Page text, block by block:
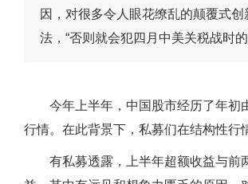
因，对很多令人眼花缭乱的颠覆式
法，“否则就会犯四月中美关税战时
今年上半年，中国股市经历了年初
行情。在此背景下，私募们在结构性行
有私募透露，上半年超额收益与前